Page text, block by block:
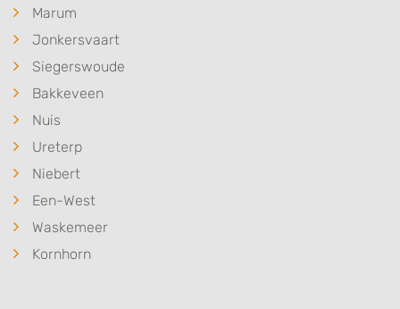
Marum
Jonkersvaart
Siegerswoude
Bakkeveen
Nuis
Ureterp
Niebert
Een-West
Waskemeer
Kornhorn